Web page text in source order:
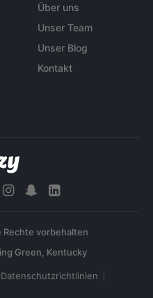
Über uns
Unser Team
Unser Blog
Kontakt
Rechte vorbehalten
Datenschutzrichtlinien